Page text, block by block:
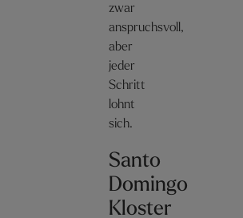
zwar
anspruchsvoll,
aber
jeder
Schritt
lohnt
sich.
Santo
Domingo
Kloster